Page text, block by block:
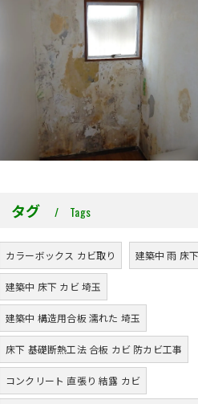
タグ Tags
カラーボックス カビ取り 建築中 雨 床
建築中 床下 カビ 埼玉
建築中 構造用合板 濡れた 埼玉
床下 基礎断熱工法 合板 カビ 防カビ工事
コンクリート 直張り 結露 カビ